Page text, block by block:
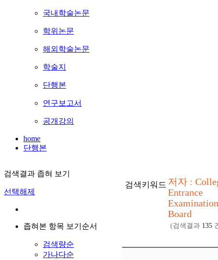
국내학술논문
학위논문
해외학술논문
학술지
단행본
연구보고서
공개강의
home
단행본
검색결과 좁혀 보기
선택해제
좁혀본 항목 보기순서
검색량순
가나다순
검색키워드 저자 :
Entrance
Examination
Board
(검색결과 135